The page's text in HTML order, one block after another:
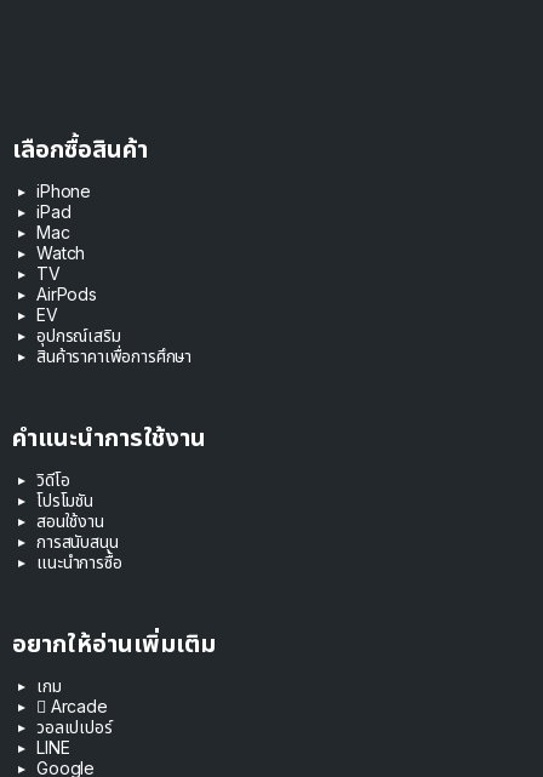
เลือกซื้อสินค้า
iPhone
iPad
Mac
Watch
TV
AirPods
EV
อุปกรณ์เสริม
สินค้าราคาเพื่อการศึกษา
คำแนะนำการใช้งาน
วิดีโอ
โปรโมชัน
สอนใช้งาน
การสนับสนุน
แนะนำการซื้อ
อยากให้อ่านเพิ่มเติม
เกม
 Arcade
วอลเปเปอร์
LINE
Google